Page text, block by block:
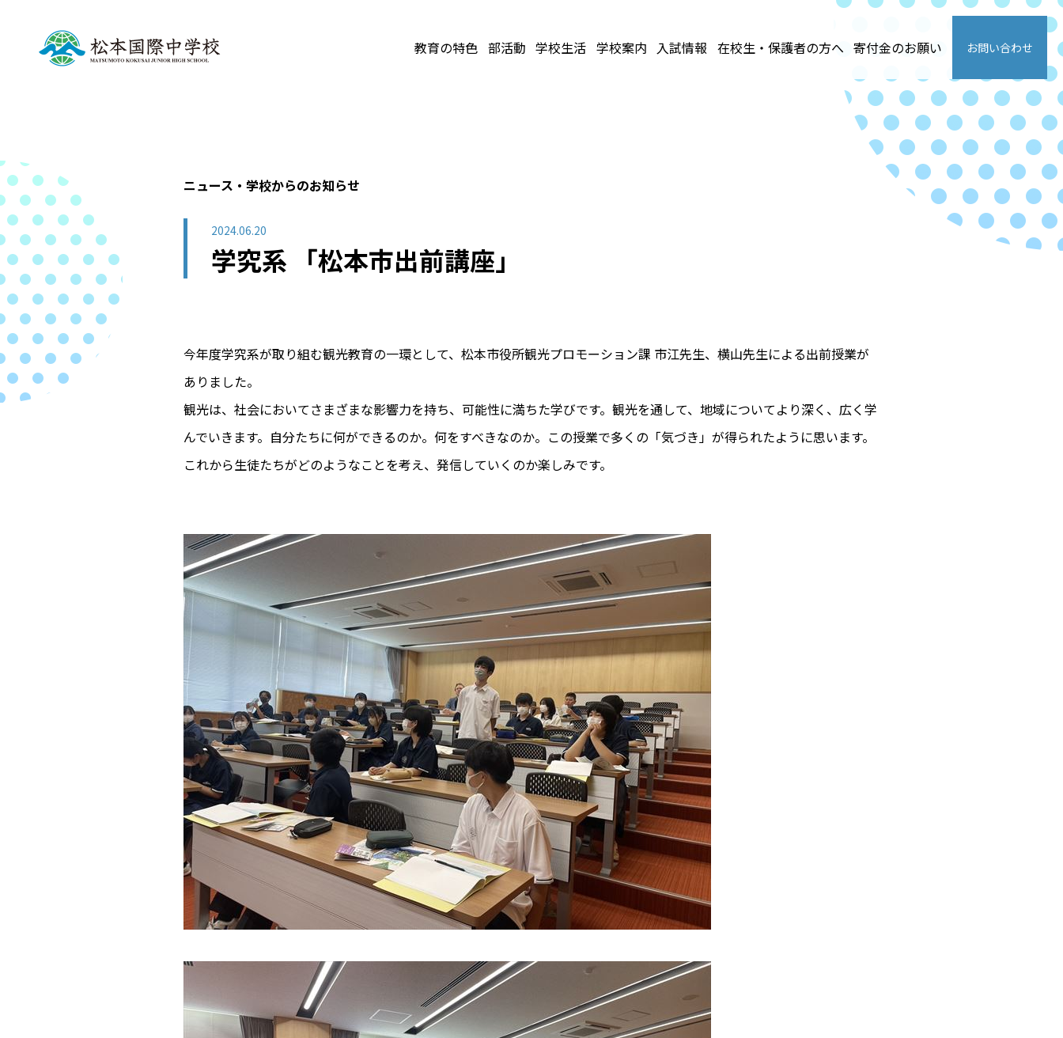
教育の特色 部活動 学校生活 学校案内 入試情報 在校生・保護者の方へ 寄付金のお願い お問い合わせ
ニュース・学校からのお知らせ
2024.06.20
学究系 「松本市出前講座」
今年度学究系が取り組む観光教育の一環として、松本市役所観光プロモーション課 市江先生、横山先生による出前授業が
ありました。
観光は、社会においてさまざまな影響力を持ち、可能性に満ちた学びです。観光を通して、地域についてより深く、広く学
んでいきます。自分たちに何ができるのか。何をすべきなのか。この授業で多くの「気づき」が得られたように思います。
これから生徒たちがどのようなことを考え、発信していくのか楽しみです。